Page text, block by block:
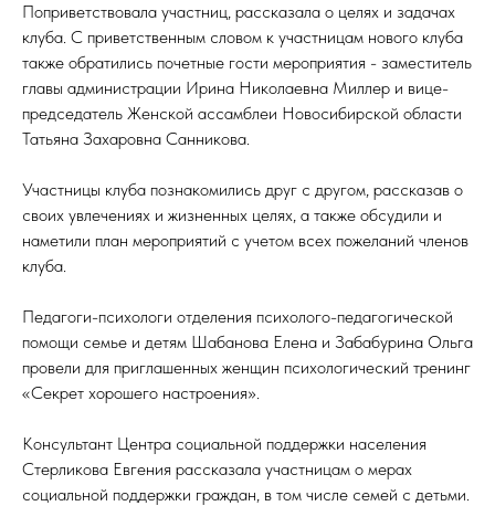
Поприветствовала участниц, рассказала о целях и задачах
клуба. С приветственным словом к участницам нового клуба
также обратились почетные гости мероприятия - заместитель
главы администрации Ирина Николаевна Миллер и вице-
председатель Женской ассамблеи Новосибирской области
Татьяна Захаровна Санникова.
Участницы клуба познакомились друг с другом, рассказав о
своих увлечениях и жизненных целях, а также обсудили и
наметили план мероприятий с учетом всех пожеланий членов
клуба.
Педагоги-психологи отделения психолого-педагогической
помощи семье и детям Шабанова Елена и Забабурина Ольга
провели для приглашенных женщин психологический тренинг
«Секрет хорошего настроения».
Консультант Центра социальной поддержки населения
Стерликова Евгения рассказала участницам о мерах
социальной поддержки граждан, в том числе семей с детьми.